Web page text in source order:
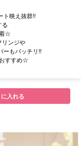
ト映え抜群!!
る
☆
リンジや
ーもバッチリ!!
すすめ☆
入れる